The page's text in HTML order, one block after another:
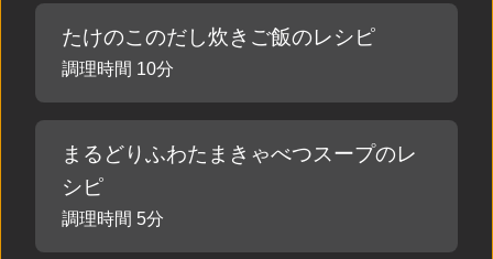
たけのこのだし炊きご飯のレシピ
調理時間 10分
まるどりふわたまきゃべつスープのレ
シピ
調理時間 5分